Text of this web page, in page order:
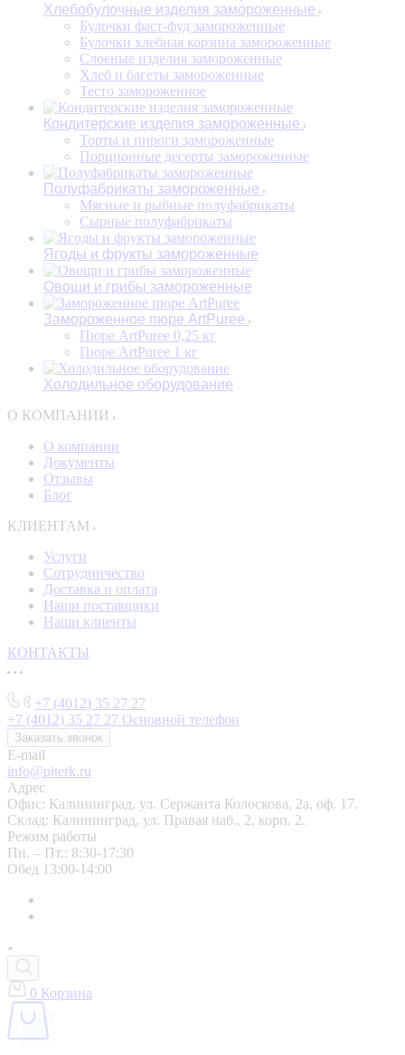
Хлебобулочные изделия замороженные
Булочки фаст-фуд замороженные
Булочки хлебная корзина замороженные
Слоеные изделия замороженные
Хлеб и багеты замороженные
Тесто замороженное
Кондитерские изделия замороженные
Торты и пироги замороженные
Порционные десерты замороженные
Полуфабрикаты замороженные
Мясные и рыбные полуфабрикаты
Сырные полуфабрикаты
Ягоды и фрукты замороженные
Овощи и грибы замороженные
Замороженное пюре ArtPuree
Пюре ArtPuree 0,25 кг
Пюре ArtPuree 1 кг
Холодильное оборудование
О КОМПАНИИ
О компании
Документы
Отзывы
Блог
КЛИЕНТАМ
Услуги
Сотрудничество
Доставка и оплата
Наши поставщики
Наши клиенты
КОНТАКТЫ
+7 (4012) 35 27 27
+7 (4012) 35 27 27 Основной телефон
Заказать звонок
E-mail
info@piterk.ru
Адрес
Офис: Калининград, ул. Сержанта Колоскова, 2а, оф. 17.
Склад: Калининград, ул. Правая наб., 2, корп. 2.
Режим работы
Пн. – Пт.: 8:30-17:30
Обед 13:00-14:00
0 Корзина